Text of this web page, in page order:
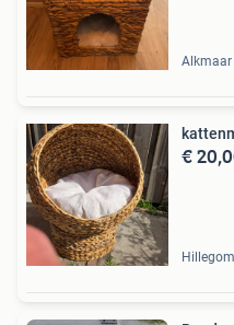
Alkmaar
€
Hillegom